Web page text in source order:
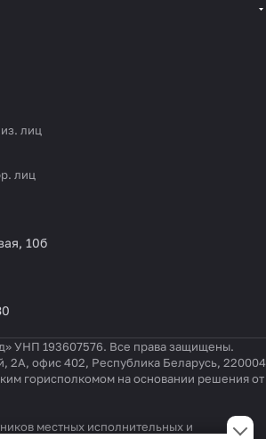
лиц
лиц
10б
УНП 193607576. Все права защищены.
2А, офис 402, Республика Беларусь, 220004
горисполкомом на основании решения от
местных исполнительных и